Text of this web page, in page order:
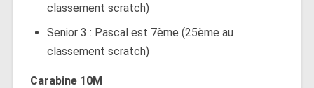
classement scratch)
Senior 3 : Pascal est 7ème (25ème au
classement scratch)
Carabine 10M